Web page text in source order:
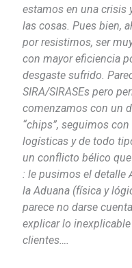
estamos en una crisis
las cosas. Pues bien,
por resistirnos, ser
con mayor eficiencia
desgaste sufrido.
SIRA/SIRASEs pero
comenzamos con un
“chips”, seguimos
logísticas y de todo
un conflicto bélico
: le pusimos el detalle
la Aduana (física y
parece no darse
explicar lo
clientes….